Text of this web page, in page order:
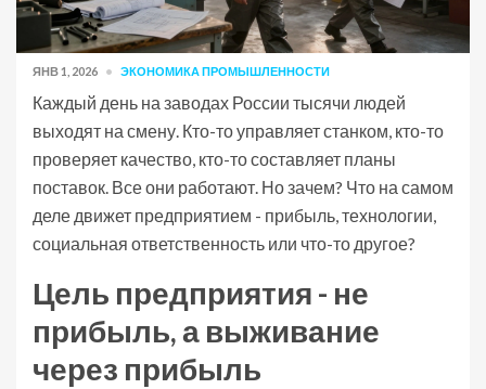
ЯНВ 1, 2026 ЭКОНОМИКА ПРОМЫШЛЕННОСТИ
Каждый день на заводах России тысячи людей
выходят на смену. Кто-то управляет станком, кто-то
проверяет качество, кто-то составляет планы
поставок. Все они работают. Но зачем? Что на самом
деле движет предприятием - прибыль, технологии,
социальная ответственность или что-то другое?
Цель предприятия - не
прибыль, а выживание
через прибыль